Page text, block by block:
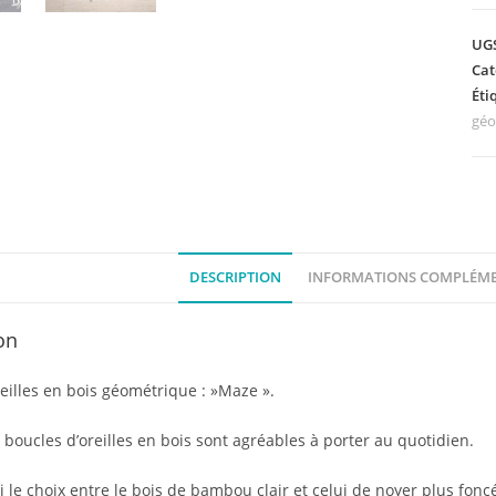
en
DESCRIPTION INFORMATIONS
en bois géométrique : »Maze ».
boucles d’oreilles en bois sont agréables à porter au quotidien.
le choix entre le bois de bambou clair et celui de noyer plus